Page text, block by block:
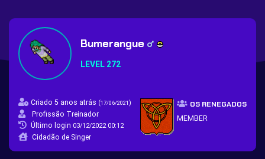
Bumerangue
LEVEL 272
Criado 5 anos atrás (17/06/2021)
Profissão Treinador
Último login 03/12/2022 00:12
Cidadão de Singer
OS RENEGADOS
MEMBER